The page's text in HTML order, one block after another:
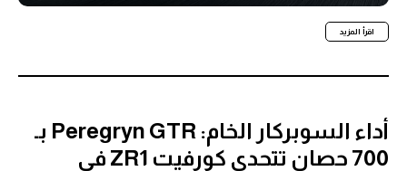
اقرأ المزيد
أداء السوبركار الخام: Peregryn GTR بـ
700 حصان تتحدى كورفيت ZR1 في